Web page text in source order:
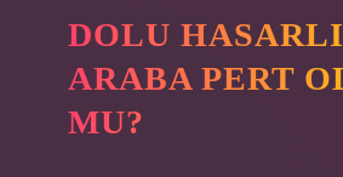
DOLU HASARLI
ARABA PERT
MU?